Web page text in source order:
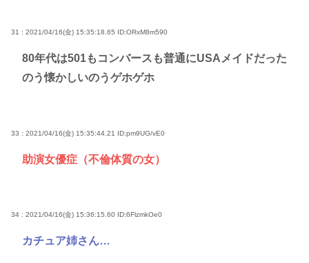
31 : 2021/04/16(金) 15:35:18.65 ID:ORxM8m590
80年代は501もコンバースも普通にUSAメイドだった
のう懐かしいのうゲホゲホ
33 : 2021/04/16(金) 15:35:44.21 ID:pm9UG/vE0
助演女優症（不倫体質の女）
34 : 2021/04/16(金) 15:36:15.60 ID:6FlzmkOe0
カチュア姉さん…